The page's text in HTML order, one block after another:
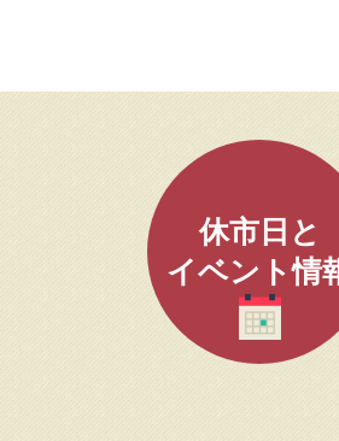
休市日と
イベント情